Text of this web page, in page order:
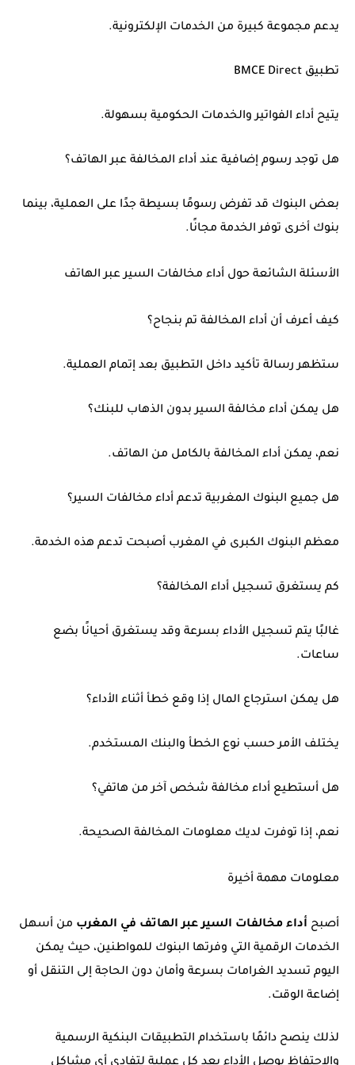
يدعم مجموعة كبيرة من الخدمات الإلكترونية.
تطبيق BMCE Direct
يتيح أداء الفواتير والخدمات الحكومية بسهولة.
هل توجد رسوم إضافية عند أداء المخالفة عبر الهاتف؟
بعض البنوك قد تفرض رسومًا بسيطة جدًا على العملية، بينما
بنوك أخرى توفر الخدمة مجانًا.
الأسئلة الشائعة حول أداء مخالفات السير عبر الهاتف
كيف أعرف أن أداء المخالفة تم بنجاح؟
ستظهر رسالة تأكيد داخل التطبيق بعد إتمام العملية.
هل يمكن أداء مخالفة السير بدون الذهاب للبنك؟
نعم، يمكن أداء المخالفة بالكامل من الهاتف.
هل جميع البنوك المغربية تدعم أداء مخالفات السير؟
معظم البنوك الكبرى في المغرب أصبحت تدعم هذه الخدمة.
كم يستغرق تسجيل أداء المخالفة؟
غالبًا يتم تسجيل الأداء بسرعة وقد يستغرق أحيانًا بضع
ساعات.
هل يمكن استرجاع المال إذا وقع خطأ أثناء الأداء؟
يختلف الأمر حسب نوع الخطأ والبنك المستخدم.
هل أستطيع أداء مخالفة شخص آخر من هاتفي؟
نعم، إذا توفرت لديك معلومات المخالفة الصحيحة.
معلومات مهمة أخيرة
أصبح أداء مخالفات السير عبر الهاتف في المغرب من أسهل
الخدمات الرقمية التي وفرتها البنوك للمواطنين، حيث يمكن
اليوم تسديد الغرامات بسرعة وأمان دون الحاجة إلى التنقل أو
إضاعة الوقت.
لذلك ينصح دائمًا باستخدام التطبيقات البنكية الرسمية